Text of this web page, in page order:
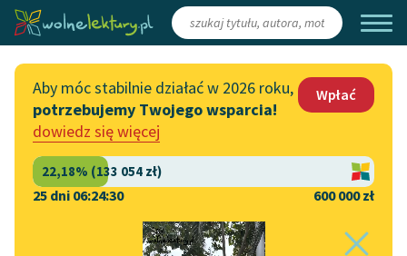
Zaloguj się/Załóż konto
Katalog
Lektury szkolne
Książki
Włącz się
Wesprzyj Wolne Lektury
Współpraca z firmami
Zapisz się na newsletter
Aby móc stabilnie działać w 2026 roku,
potrzebujemy Twojego wsparcia!
dowiedz się więcej
Wpłać
25 dni 06:24:30 600 000 zł
Literatura